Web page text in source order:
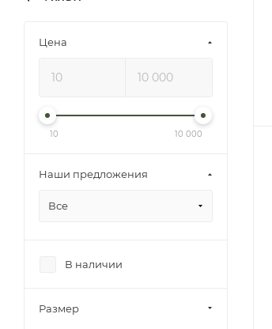
Цена
10 10 000
Наши предложения
Все
В наличии
Размер